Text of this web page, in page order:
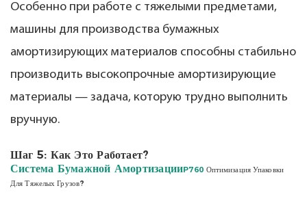
Особенно при работе с тяжелыми предметами,
машины для производства бумажных
амортизирующих материалов способны стабильно
производить высокопрочные амортизирующие
материалы — задача, которую трудно выполнить
вручную.
Шаг 5: Как Это Работает?
Система Бумажной АмортизацииP760 Оптимизация Упаковки
Для Тяжелых Грузов?